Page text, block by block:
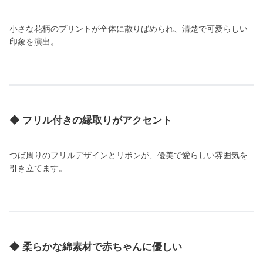
小さな花柄のプリントが全体に散りばめられ、清楚で可愛らしい
印象を演出。
◆ フリル付きの縁取りがアクセント
つば周りのフリルデザインとリボンが、優美で愛らしい雰囲気を
引き立てます。
◆ 柔らかな綿素材で赤ちゃんに優しい